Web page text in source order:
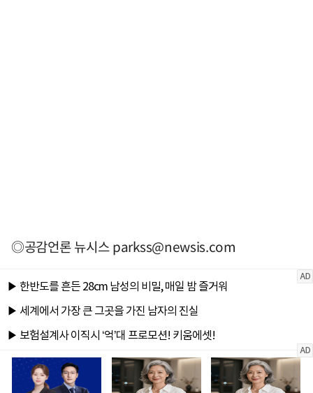
◎공감언론 뉴시스parkss@newsis.com